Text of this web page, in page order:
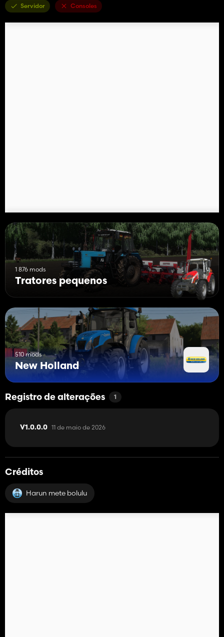
Servidor Consoles
1 876 mods
Tratores pequenos
510 mods
New Holland
Registro de alterações 1
V1.0.0.0 11 de maio de 2026
Créditos
Harun mete bolulu